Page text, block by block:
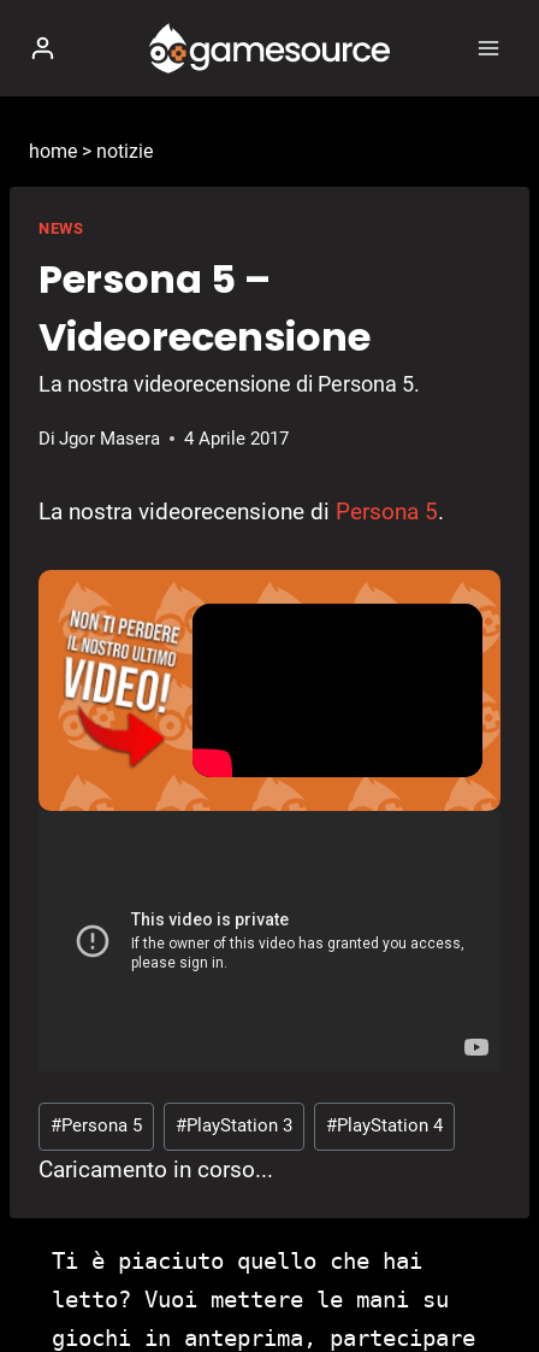
contenuto
home > notizie
NEWS
Persona 5 –
Videorecensione
La nostra videorecensione di Persona 5.
Di Jgor Masera 4 Aprile 2017
La nostra videorecensione di Persona 5.
Tag
articolo:
#Persona 5 #PlayStation 3 #PlayStation 4
Caricamento in corso...
Ti è piaciuto quello che hai
letto? Vuoi mettere le mani su
giochi in anteprima, partecipare